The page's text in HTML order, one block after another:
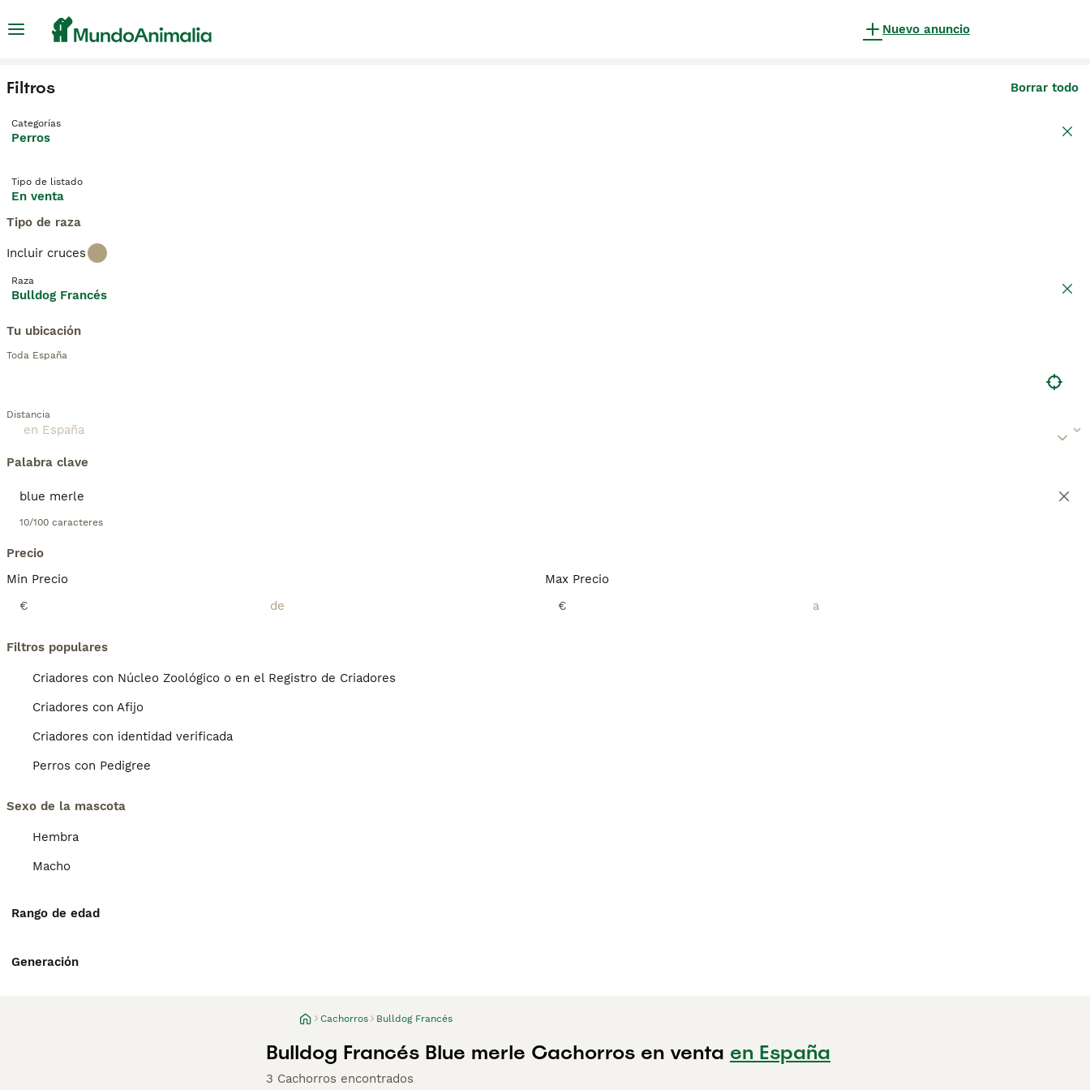
Nuevo anuncio
Filtros Borrar todo
Categorías
Perros
Tipo de listado
En venta
Tipo de raza
Incluir cruces
Raza
Bulldog Francés
Tu ubicación
Toda España
Distancia
Palabra clave
10/100 caracteres
Precio
Min Precio
€
Max Precio
€
Filtros populares
Criadores con Núcleo Zoológico o en el Registro de Criadores
Criadores con Afijo
Criadores con identidad verificada
Perros con Pedigree
Sexo de la mascota
Hembra
Macho
Rango de edad
Generación
Cachorros Bulldog Francés
Bulldog Francés Blue merle Cachorros en venta en España
3 Cachorros encontrados